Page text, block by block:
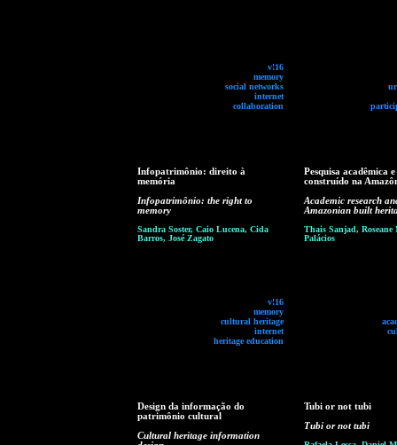
v!16
memory
social networks
internet
collaboration
Infopatrimônio: direito à
memória
Infopatrimônio: the right to
memory
Sandra Soster, Caio Lucena, Cida
Barros, José Zagato
v!16
memory
cultural heritage
internet
heritage education
Pesquisa acadêmica
construído na
Academic research
Amazonian built
Thais Sanjad, Roseane
Palácios
Design da informação do
patrimônio cultural
Cultural heritage information
Tubi or not tubi
Tubi or not tubi